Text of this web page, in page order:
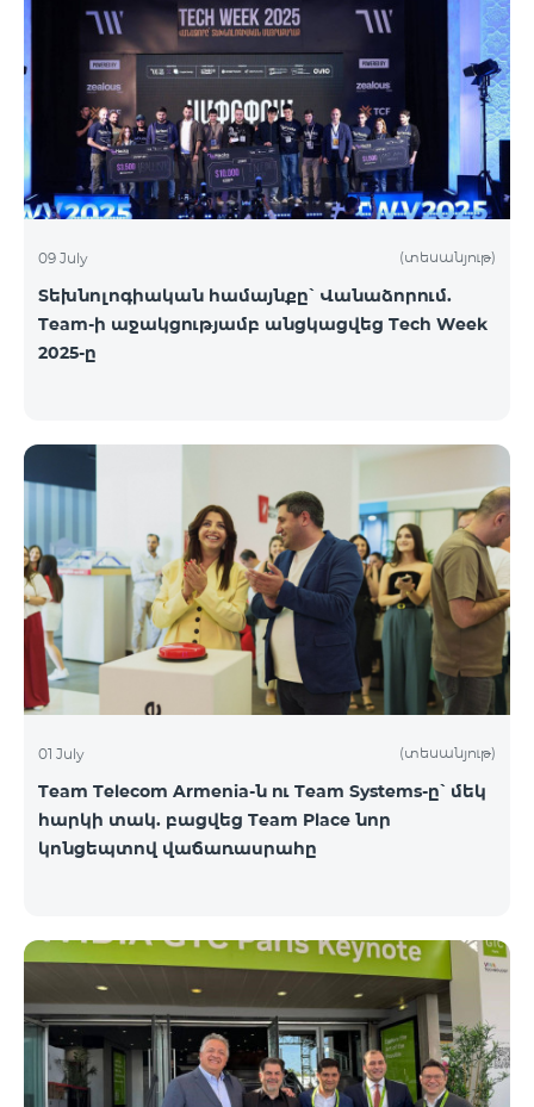
09 July (տեսանյութ)
Տեխնոլոգիական համայնքը՝ Վանաձորում.
Team-ի աջակցությամբ անցկացվեց Tech Week
2025-ը
01 July (տեսանյութ)
Team Telecom Armenia-ն ու Team Systems-ը՝ մեկ
հարկի տակ. բացվեց Team Place նոր
կոնցեպտով վաճառասրահը